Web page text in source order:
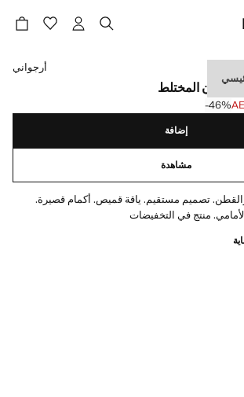
المختلط
‎-46‎%‎
أرجواني
إضافة
مشاهدة
تصميم مستقيم. ياقة قميص. أكمام قصيرة.
منتج في التخفيضات